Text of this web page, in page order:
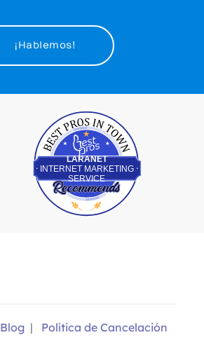
¡Hablemos!
LARANET
INTERNET MARKETING
SERVICE
Best Pros In Town
Blog | Política de Cancelación